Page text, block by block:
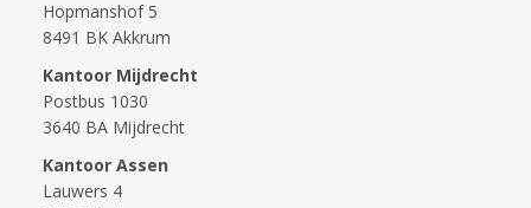
Hopmanshof 5
8491 BK Akkrum
Kantoor Mijdrecht
Postbus 1030
3640 BA Mijdrecht
Kantoor Assen
Lauwers 4